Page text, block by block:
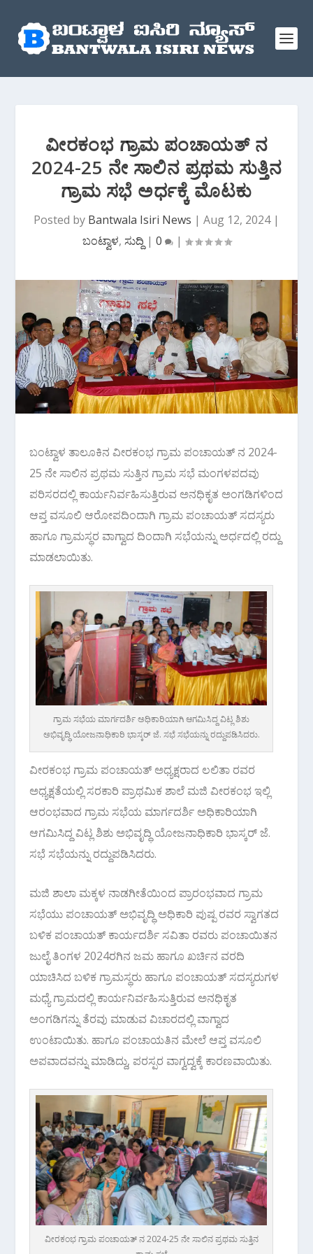
ವೀರಕಂಭ ಗ್ರಾಮ ಪಂಚಾಯತ್ ನ
2024-25 ನೇ ಸಾಲಿನ ಪ್ರಥಮ ಸುತ್ತಿನ
ಗ್ರಾಮ ಸಭೆ ಅರ್ಧಕ್ಕೆ ಮೊಟಕು
Posted by Bantwala Isiri News | Aug 12, 2024|
ಬಂಟ್ವಾಳ, ಸುದ್ದಿ | 0 |
ಬಂಟ್ವಾಳ ತಾಲೂಕಿನ ವೀರಕಂಭ ಗ್ರಾಮ ಪಂಚಾಯತ್ ನ 2024-
25 ನೇ ಸಾಲಿನ ಪ್ರಥಮ ಸುತ್ತಿನ ಗ್ರಾಮ ಸಭೆ ಮಂಗಳಪದವು
ಪರಿಸರದಲ್ಲಿ ಕಾರ್ಯನಿರ್ವಹಿಸುತ್ತಿರುವ ಅನಧಿಕೃತ ಅಂಗಡಿಗಳಿಂದ
ಆಪ್ತ ವಸೂಲಿ ಆರೋಪದಿಂದಾಗಿ ಗ್ರಾಮ ಪಂಚಾಯತ್ ಸದಸ್ಯರು
ಹಾಗೂ ಗ್ರಾಮಸ್ಥರ ವಾಗ್ವಾದ ದಿಂದಾಗಿ ಸಭೆಯನ್ನು ಅರ್ಧದಲ್ಲಿ ರದ್ದು
ಮಾಡಲಾಯಿತು.
ಗ್ರಾಮ ಸಭೆಯ ಮಾರ್ಗದರ್ಶಿ ಅಧಿಕಾರಿಯಾಗಿ ಆಗಮಿಸಿದ್ದ ವಿಟ್ಲ ಶಿಶು
ಅಭಿವೃದ್ಧಿ ಯೋಜನಾಧಿಕಾರಿ ಭಾಸ್ಕರ್ ಜೆ. ಸಭೆ ಸಭೆಯನ್ನು ರದ್ದುಪಡಿಸಿದರು.
ವೀರಕಂಭ ಗ್ರಾಮ ಪಂಚಾಯತ್ ಅಧ್ಯಕ್ಷರಾದ ಲಲಿತಾ ರವರ
ಅಧ್ಯಕ್ಷತೆಯಲ್ಲಿ ಸರಕಾರಿ ಪ್ರಾಥಮಿಕ ಶಾಲೆ ಮಜಿ ವೀರಕಂಭ ಇಲ್ಲಿ
ಆರಂಭವಾದ ಗ್ರಾಮ ಸಭೆಯ ಮಾರ್ಗದರ್ಶಿ ಅಧಿಕಾರಿಯಾಗಿ
ಆಗಮಿಸಿದ್ದ ವಿಟ್ಲ ಶಿಶು ಅಭಿವೃದ್ಧಿ ಯೋಜನಾಧಿಕಾರಿ ಭಾಸ್ಕರ್ ಜೆ.
ಸಭೆ ಸಭೆಯನ್ನು ರದ್ದುಪಡಿಸಿದರು.
ಮಜಿ ಶಾಲಾ ಮಕ್ಕಳ ನಾಡಗೀತೆಯಿಂದ ಪ್ರಾರಂಭವಾದ ಗ್ರಾಮ
ಸಭೆಯು ಪಂಚಾಯತ್ ಅಭಿವೃದ್ಧಿ ಅಧಿಕಾರಿ ಪುಷ್ಪ ರವರ ಸ್ವಾಗತದ
ಬಳಿಕ ಪಂಚಾಯತ್ ಕಾರ್ಯದರ್ಶಿ ಸವಿತಾ ರವರು ಪಂಚಾಯಿತನ
ಜುಲೈ ತಿಂಗಳ 2024ರಗಿನ ಜಮ ಹಾಗೂ ಖರ್ಚಿನ ವರದಿ
ಯಾಚಿಸಿದ ಬಳಿಕ ಗ್ರಾಮಸ್ಥರು ಹಾಗೂ ಪಂಚಾಯತ್ ಸದಸ್ಯರುಗಳ
ಮಧ್ಯೆ ಗ್ರಾಮದಲ್ಲಿ ಕಾರ್ಯನಿರ್ವಹಿಸುತ್ತಿರುವ ಅನಧಿಕೃತ
ಅಂಗಡಿಗನ್ನು ತೆರವು ಮಾಡುವ ವಿಚಾರದಲ್ಲಿ ವಾಗ್ವಾದ
ಉಂಟಾಯಿತು. ಹಾಗೂ ಪಂಚಾಯತಿನ ಮೇಲೆ ಆಪ್ತ ವಸೂಲಿ
ಅಪವಾದವನ್ನು ಮಾಡಿದ್ದು, ಪರಸ್ಪರ ವಾಗ್ವದ್ವಕ್ಕೆ ಕಾರಣವಾಯಿತು.
ವೀರಕಂಭ ಗ್ರಾಮ ಪಂಚಾಯತ್ ನ 2024-25 ನೇ ಸಾಲಿನ ಪ್ರಥಮ ಸುತ್ತಿನ